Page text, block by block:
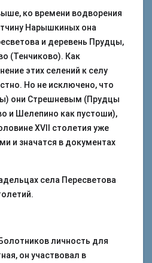
ко времени водворения
Нарышкиных она
и деревень Прудцы,
(Тенчиково). Как
этих селений к селу
Но не исключено, что
они Стрешневым (Прудцы
и Шелепино как пустоши),
XVII столетия уже
и значатся в документах
села Пересветова
личность для
он участвовал в